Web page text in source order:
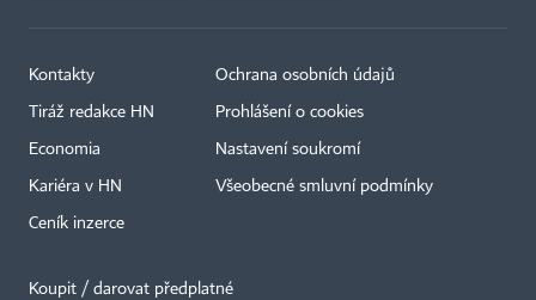
Kontakty
Tiráž redakce HN
Economia
Kariéra v HN
Ceník inzerce
Ochrana osobních údajů
Prohlášení o cookies
Nastavení soukromí
Všeobecné smluvní podmínky
Koupit / darovat předplatné